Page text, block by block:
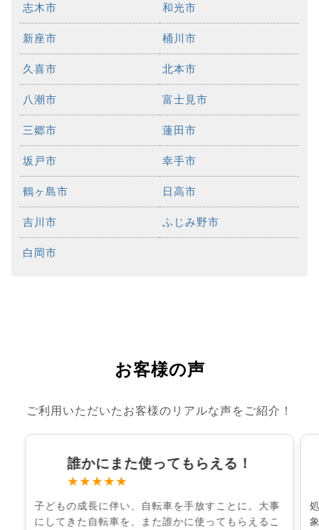
志木市 和光市
新座市 桶川市
久喜市 北本市
八潮市 富士見市
三郷市 蓮田市
坂戸市 幸手市
鶴ヶ島市 日高市
吉川市 ふじみ野市
白岡市
お客様の声
ご利用いただいたお客様のリアルな声をご紹介！
誰かにまた使ってもらえる！
★★★★★
子どもの成長に伴い、自転車を手放すことに。大事
にしてきた自転車を、また誰かに使ってもらえるこ